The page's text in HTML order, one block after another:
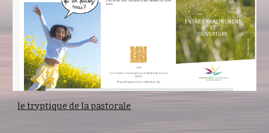
le tryptique de la pastorale